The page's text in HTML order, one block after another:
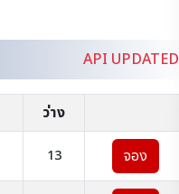
API UPDATED
ว่าง
13 จอง